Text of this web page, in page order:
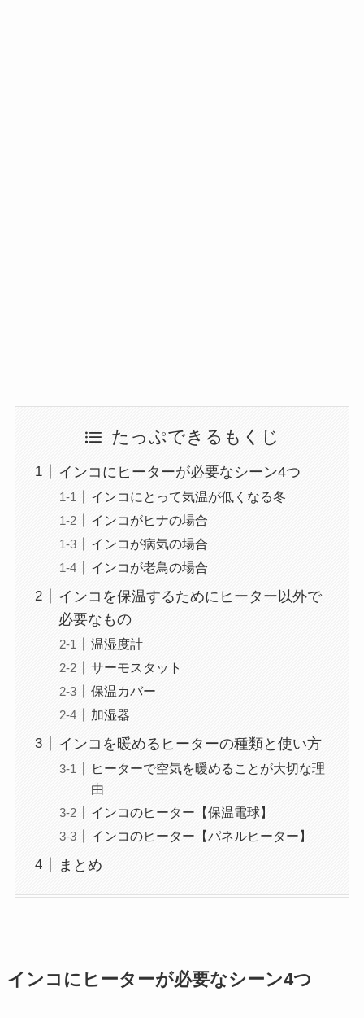
たっぷできるもくじ
インコにヒーターが必要なシーン4つ
インコにとって気温が低くなる冬
インコがヒナの場合
インコが病気の場合
インコが老鳥の場合
インコを保温するためにヒーター以外で
必要なもの
温湿度計
サーモスタット
保温カバー
加湿器
インコを暖めるヒーターの種類と使い方
ヒーターで空気を暖めることが大切な理
由
インコのヒーター【保温電球】
インコのヒーター【パネルヒーター】
まとめ
インコにヒーターが必要なシーン4つ